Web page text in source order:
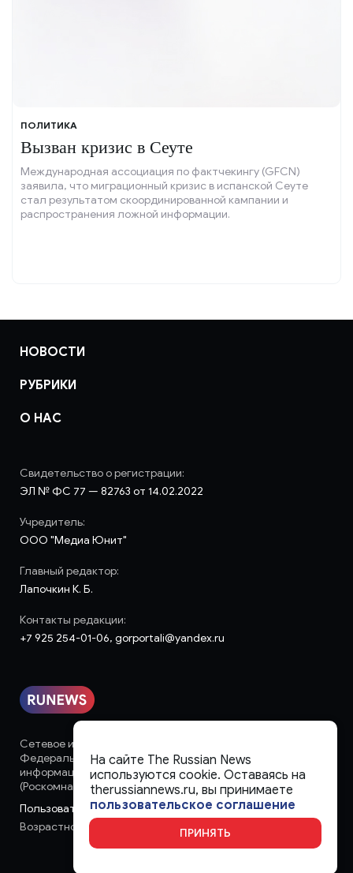
ПОЛИТИКА
Вызван кризис в Сеуте
Международная ассоциация по фактчекингу (GFCN)
заявила, что миграционный кризис в испанской Сеуте
стал результатом скоординированной кампании и
распространения ложной информации.
НОВОСТИ
РУБРИКИ
О НАС
Сетевое издание «runews» (18+) зарегистрировано в
Федеральной службе по надзору в сфере связи,
информационных технологий и массовых коммуникаций
(Роскомнадзор)
Пользовательское соглашение
Возрастное ограничение:
Свидетельство о регистрации:
ЭЛ № ФС 77 — 82763 от 14.02.2022
Учредитель:
ООО "Медиа Юнит"
Главный редактор:
Лапочкин К. Б.
Контакты редакции:
+7 925 254-01-06, gorportali@yandex.ru
На сайте The Russian News
используются cookie. Оставаясь на
therussiannews.ru, вы принимаете
пользовательское соглашение
ПРИНЯТЬ